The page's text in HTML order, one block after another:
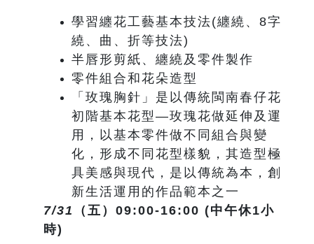
學習纏花工藝基本技法(纏繞、8字
繞、曲、折等技法)
半唇形剪紙、纏繞及零件製作
零件組合和花朵造型
「玫瑰胸針」是以傳統閩南春仔花
初階基本花型—玫瑰花做延伸及運
用，以基本零件做不同組合與變
化，形成不同花型樣貌，其造型極
具美感與現代，是以傳統為本，創
新生活運用的作品範本之一
7/31
（五）09:00-16:00 (中午休1小
時)